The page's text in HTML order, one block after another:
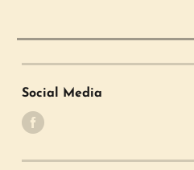
Social Media